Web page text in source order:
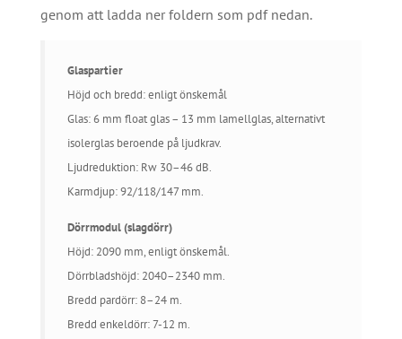
genom att ladda ner foldern som pdf nedan.
Glaspartier
Höjd och bredd: enligt önskemål
Glas: 6 mm float glas – 13 mm lamellglas, alternativt
isolerglas beroende på ljudkrav.
Ljudreduktion: Rw 30–46 dB.
Karmdjup: 92/118/147 mm.
Dörrmodul (slagdörr)
Höjd: 2090 mm, enligt önskemål.
Dörrbladshöjd: 2040–2340 mm.
Bredd pardörr: 8–24 m.
Bredd enkeldörr: 7-12 m.